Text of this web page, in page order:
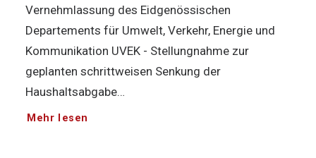
Vernehmlassung des Eidgenössischen
Departements für Umwelt, Verkehr, Energie und
Kommunikation UVEK - Stellungnahme zur
geplanten schrittweisen Senkung der
Haushaltsabgabe…
Mehr lesen